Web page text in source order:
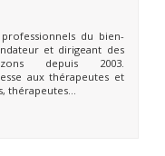
du bien-
et dirigeant des
depuis 2003.
aux thérapeutes et